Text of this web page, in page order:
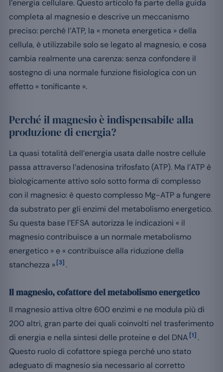
l’energia cellulare. Questo articolo fa parte della guida
completa al magnesio e descrive un meccanismo
preciso: perché l’ATP, la « moneta energetica » della
cellula, è utilizzabile solo se legato al magnesio, e cosa
cambia realmente una carenza: senza confondere il
sostegno di una normale funzione fisiologica con un
effetto « tonificante ».
Perché il magnesio è indispensabile alla
produzione di energia?
La quasi totalità dell’energia usata dalle nostre cellule
passa attraverso l’adenosina trifosfato (ATP). Ma l’ATP è
biologicamente attivo solo sotto forma di complesso
con il magnesio: è questo complesso Mg-ATP a fungere
da substrato per gli enzimi del metabolismo energetico.
Su questa base l’EFSA autorizza le indicazioni « il
magnesio contribuisce a un normale metabolismo
energetico » e « contribuisce alla riduzione della
stanchezza »[3] .
Il magnesio, cofattore del metabolismo energetico
Il magnesio attiva oltre 600 enzimi e ne modula più di
200 altri, gran parte dei quali coinvolti nel trasferimento
di energia e nella sintesi delle proteine e del DNA [1] .
Questo ruolo di cofattore spiega perché uno stato
adeguato di magnesio sia necessario al corretto